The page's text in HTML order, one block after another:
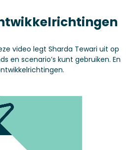
video legt Sharda Tewari uit op
en scenario’s kunt gebruiken. En